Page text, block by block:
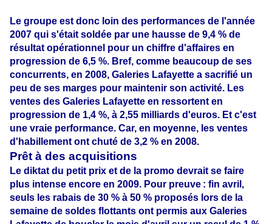
Le groupe est donc loin des performances de l'année
2007 qui s'était soldée par une hausse de 9,4 % de
résultat opérationnel pour un chiffre d'affaires en
progression de 6,5 %. Bref, comme beaucoup de ses
concurrents, en 2008, Galeries Lafayette a sacrifié un
peu de ses marges pour maintenir son activité. Les
ventes des Galeries Lafayette en ressortent en
progression de 1,4 %, à 2,55 milliards d'euros. Et c'est
une vraie performance. Car, en moyenne, les ventes
d'habillement ont chuté de 3,2 % en 2008.
Prêt à des acquisitions
Le diktat du petit prix et de la promo devrait se faire
plus intense encore en 2009. Pour preuve : fin avril,
seuls les rabais de 30 % à 50 % proposés lors de la
semaine de soldes flottants ont permis aux Galeries